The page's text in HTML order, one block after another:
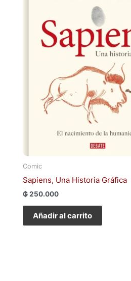
Comic
Sapiens, Una Historia Gráfica
₲250.000
Añadir al carrito